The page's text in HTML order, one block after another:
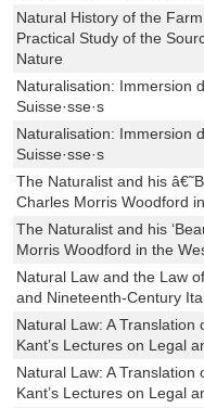
Natural History of the
Practical Study of the
Nature
Naturalisation: Immersion
Suisse·sse·s
Naturalisation: Immersion
Suisse·sse·s
The Naturalist and his
Charles Morris Woodford
The Naturalist and his
Morris Woodford in the
Natural Law and the Law
and Nineteenth-Century
Natural Law: A Translation
Kant’s Lectures on Legal
Natural Law: A Translation
Kant’s Lectures on Legal